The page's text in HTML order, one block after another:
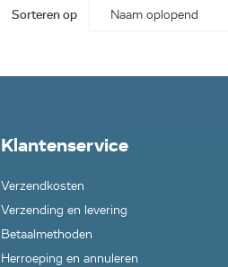
Sorteren op
Klantenservice
Verzendkosten
Verzending en levering
Betaalmethoden
Herroeping en annuleren